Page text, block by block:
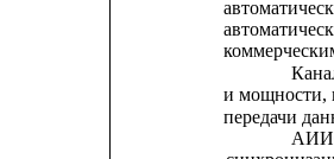
и мощности,
передачи